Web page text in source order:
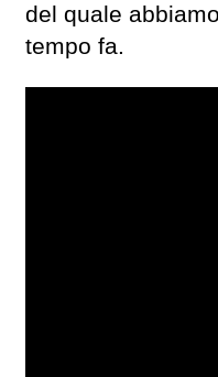
del quale
tempo fa.